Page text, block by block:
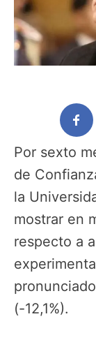
Por sexto
de
la
mostrar en
respecto a
(-12,1%).